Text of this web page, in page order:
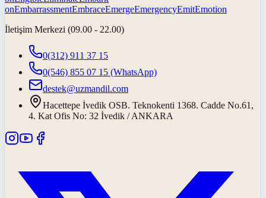
onEmbarrassmentEmbraceEmergeEmergencyEmitEmotion
İletişim Merkezi (09.00 - 22.00)
0(312) 911 37 15
0(546) 855 07 15 (WhatsApp)
destek@uzmandil.com
Hacettepe İvedik OSB. Teknokenti 1368. Cadde No.61,
4. Kat Ofis No: 32 İvedik / ANKARA